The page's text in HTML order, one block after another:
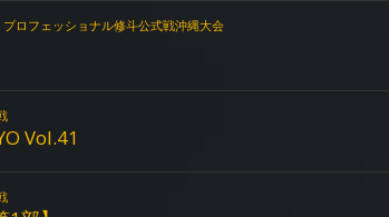
ロフェッショナル修斗公式戦沖縄大会
Vol.41